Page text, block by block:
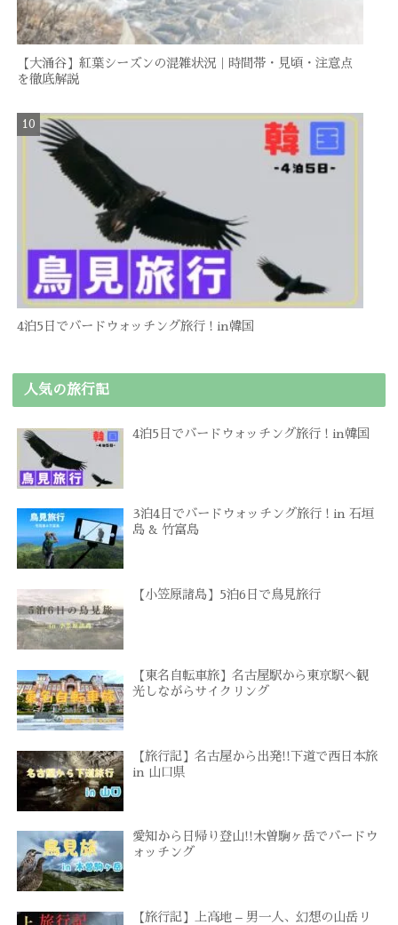
【大涌谷】紅葉シーズンの混雑状況｜時間帯・見頃・注意点
を徹底解説
4泊5日でバードウォッチング旅行 ! in韓国
人気の旅行記
4泊5日でバードウォッチング旅行 ! in韓国
3泊4日でバードウォッチング旅行 ! in 石垣
島 & 竹富島
【小笠原諸島】5泊6日で鳥見旅行
【東名自転車旅】名古屋駅から東京駅へ観
光しながらサイクリング
【旅行記】名古屋から出発!!下道で西日本旅
in 山口県
愛知から日帰り登山!!木曽駒ヶ岳でバードウ
ォッチング
【旅行記】上高地 – 男一人、幻想の山岳リ